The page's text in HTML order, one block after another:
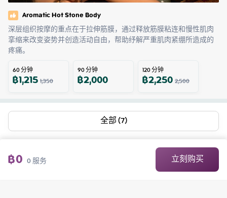
Aromatic Hot Stone Body
深层组织按摩的重点在于拉伸筋膜，通过释放筋膜粘连和慢性肌肉
挛缩来改变姿势并创造活动自由，帮助纾解严重肌肉紧绷所造成的
疼痛。
60分钟
฿1,2151,350
90分钟
฿2,000 120分钟
฿2,2502,500
全部 (7)
฿0 0服务 立刻购买